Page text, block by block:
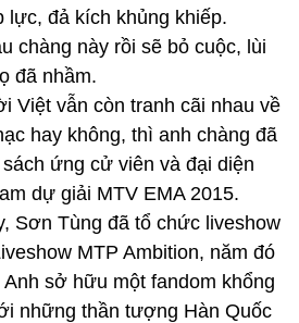
lực, đả kích khủng khiếp.
chàng này rồi sẽ bỏ cuộc, lùi
đã nhầm.
Việt vẫn còn tranh cãi nhau về
hay không, thì anh chàng đã
ứng cử viên và đại diện
dự giải MTV EMA 2015.
Sơn Tùng đã tổ chức liveshow
MTP Ambition, năm đó
sở hữu một fandom khổng
những thần tượng Hàn Quốc